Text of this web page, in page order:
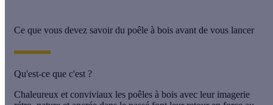
Ce que vous devez savoir du poêle à bois avant de vous lancer
Qu'est-ce que c'est ?
Chaleureux et conviviaux les poêles à bois avec leur imagerie